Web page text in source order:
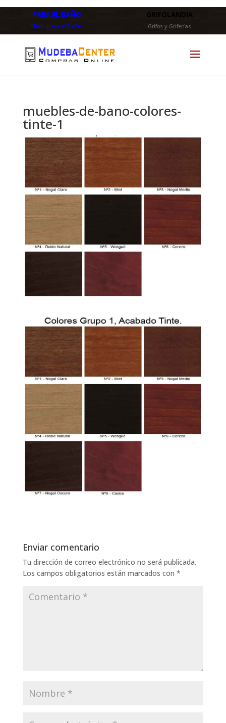
PARA EL BAÑO
Todo para el Baño
GRIFOLANDIA
Grifos y Griferías
muebles-de-bano-colores-
tinte-1
Enviar comentario
Tu dirección de correo electrónico no será publicada.
Los campos obligatorios están marcados con *